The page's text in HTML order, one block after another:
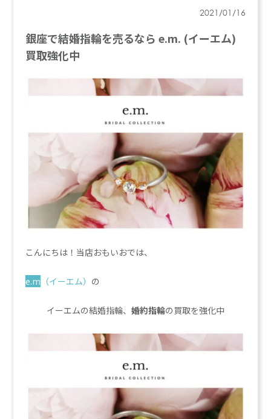
2021/01/16
銀座で結婚指輪を売るなら e.m. (イーエム)
買取強化中
こんにちは！当店おもいおでは、
e.m （イーエム） の
イーエムの結婚指輪、 婚約指輪の買取を強化中